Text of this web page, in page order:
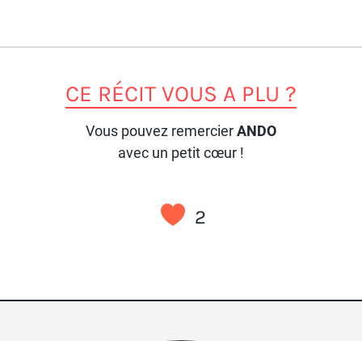
CE RÉCIT VOUS A PLU ?
Vous pouvez remercierANDO
avec un petit cœur !
2